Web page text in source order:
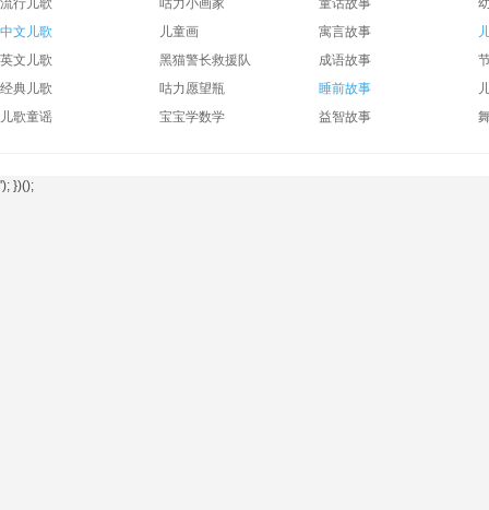
流行儿歌
中文儿歌
英文儿歌
经典儿歌
儿歌童谣
咕力小画家
儿童画
黑猫警长救援队
咕力愿望瓶
宝宝学数学
童话故事
寓言故事
成语故事
睡前故事
益智故事
'); })();